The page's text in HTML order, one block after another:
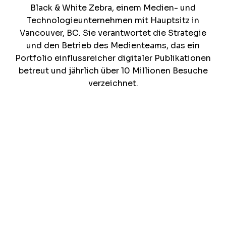
Black & White Zebra, einem Medien- und
Technologieunternehmen mit Hauptsitz in
Vancouver, BC. Sie verantwortet die Strategie
und den Betrieb des Medienteams, das ein
Portfolio einflussreicher digitaler Publikationen
betreut und jährlich über 10 Millionen Besuche
verzeichnet.